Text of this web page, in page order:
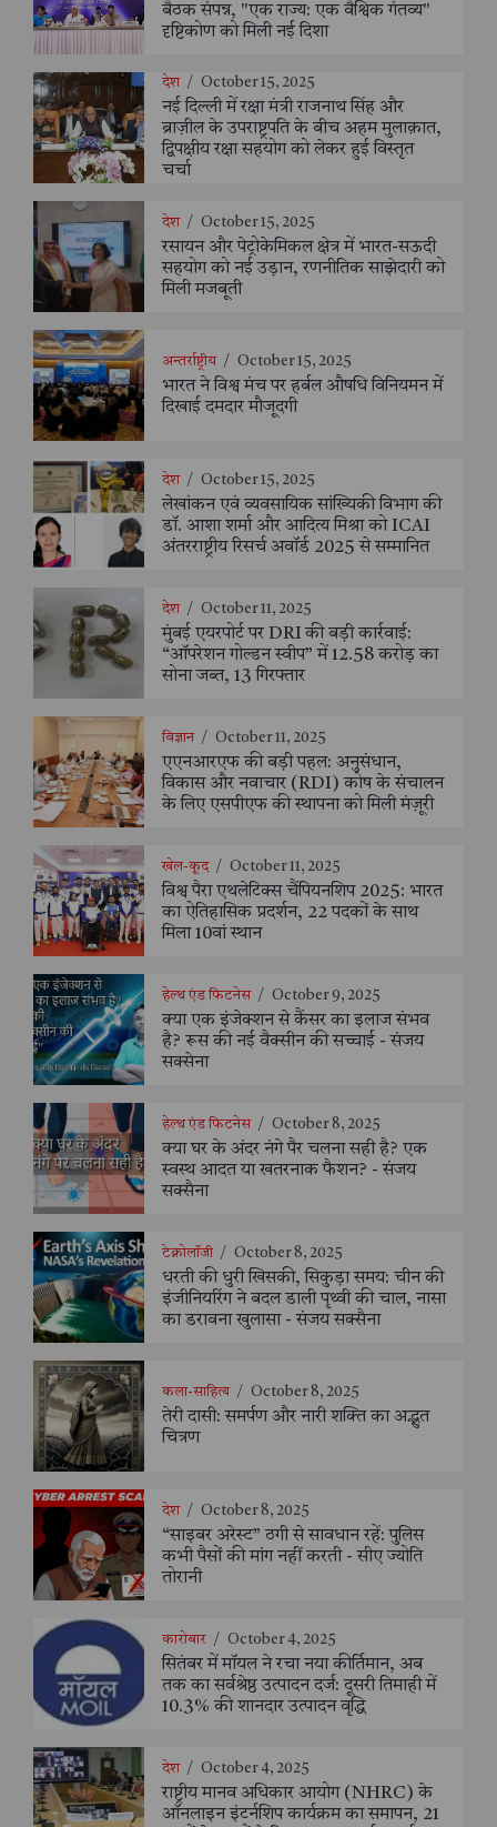
बैठक संपन्न, "एक राज्य: एक वैश्विक गंतव्य"
दृष्टिकोण को मिली नई दिशा
देश / October 15, 2025
नई दिल्ली में रक्षा मंत्री राजनाथ सिंह और
ब्राज़ील के उपराष्ट्रपति के बीच अहम मुलाक़ात,
द्विपक्षीय रक्षा सहयोग को लेकर हुई विस्तृत
चर्चा
देश / October 15, 2025
रसायन और पेट्रोकेमिकल क्षेत्र में भारत-सऊदी
सहयोग को नई उड़ान, रणनीतिक साझेदारी को
मिली मजबूती
अन्तर्राष्ट्रीय / October 15, 2025
भारत ने विश्व मंच पर हर्बल औषधि विनियमन में
दिखाई दमदार मौजूदगी
देश / October 15, 2025
लेखांकन एवं व्यवसायिक सांख्यिकी विभाग की
डॉ. आशा शर्मा और आदित्य मिश्रा को ICAI
अंतरराष्ट्रीय रिसर्च अवॉर्ड 2025 से सम्मानित
देश / October 11, 2025
मुंबई एयरपोर्ट पर DRI की बड़ी कार्रवाई:
“ऑपरेशन गोल्डन स्वीप” में 12.58 करोड़ का
सोना जब्त, 13 गिरफ्तार
विज्ञान / October 11, 2025
एएनआरएफ की बड़ी पहल: अनुसंधान,
विकास और नवाचार (RDI) कोष के संचालन
के लिए एसपीएफ की स्थापना को मिली मंज़ूरी
खेल-कूद / October 11, 2025
विश्व पैरा एथलेटिक्स चैंपियनशिप 2025: भारत
का ऐतिहासिक प्रदर्शन, 22 पदकों के साथ
मिला 10वां स्थान
हेल्थ एंड फिटनेस / October 9, 2025
क्या एक इंजेक्शन से कैंसर का इलाज संभव
है? रूस की नई वैक्सीन की सच्चाई - संजय
सक्सेना
हेल्थ एंड फिटनेस / October 8, 2025
क्या घर के अंदर नंगे पैर चलना सही है? एक
स्वस्थ आदत या खतरनाक फैशन? - संजय
सक्सैना
टेक्नोलॉजी / October 8, 2025
धरती की धुरी खिसकी, सिकुड़ा समय: चीन की
इंजीनियरिंग ने बदल डाली पृथ्वी की चाल, नासा
का डरावना खुलासा - संजय सक्सैना
कला-साहित्य / October 8, 2025
तेरी दासी: समर्पण और नारी शक्ति का अद्भुत
चित्रण
देश / October 8, 2025
“साइबर अरेस्ट” ठगी से सावधान रहें: पुलिस
कभी पैसों की मांग नहीं करती - सीए ज्योति
तोरानी
कारोबार / October 4, 2025
सितंबर में मॉयल ने रचा नया कीर्तिमान, अब
तक का सर्वश्रेष्ठ उत्पादन दर्ज: दूसरी तिमाही में
10.3% की शानदार उत्पादन वृद्धि
देश / October 4, 2025
राष्ट्रीय मानव अधिकार आयोग (NHRC) के
ऑनलाइन इंटर्नशिप कार्यक्रम का समापन, 21